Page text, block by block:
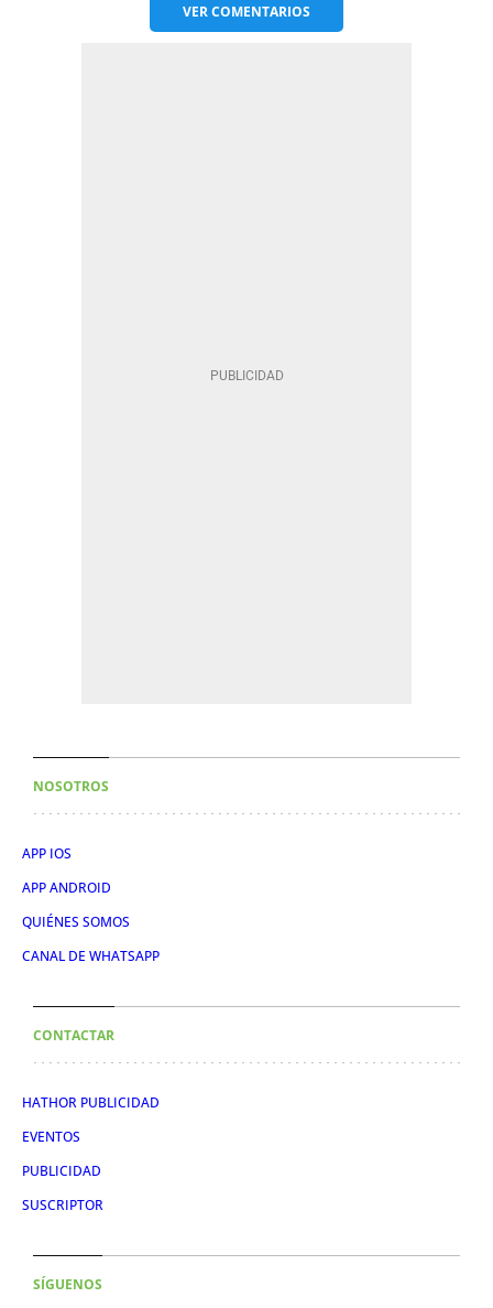
VERCOMENTARIOS
NOSOTROS
APP IOS
APP ANDROID
QUIÉNES SOMOS
CANAL DE WHATSAPP
CONTACTAR
HATHOR PUBLICIDAD
EVENTOS
PUBLICIDAD
SUSCRIPTOR
SÍGUENOS